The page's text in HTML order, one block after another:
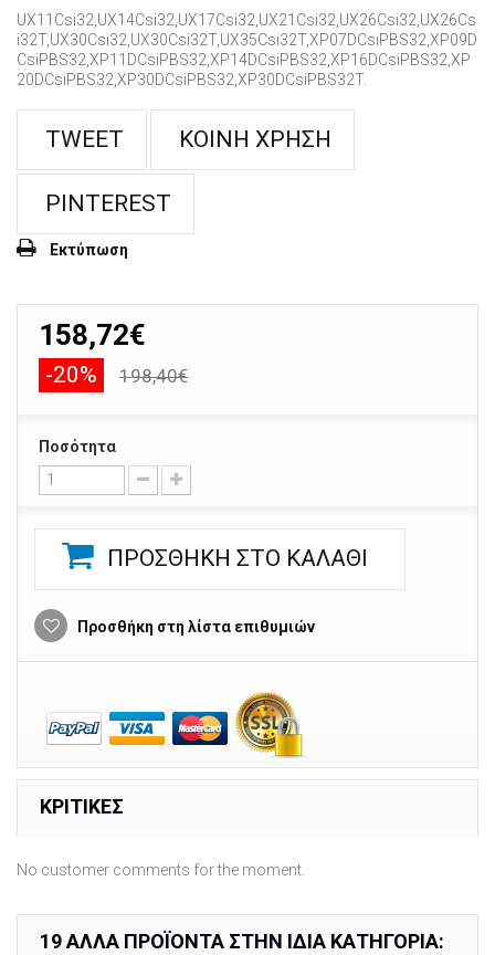
UX11Csi32,UX14Csi32,UX17Csi32,UX21Csi32,UX26Csi32,UX26Cs
i32T,UX30Csi32,UX30Csi32T,UX35Csi32T,XP07DCsiPBS32,XP09D
CsiPBS32,XP11DCsiPBS32,XP14DCsiPBS32,XP16DCsiPBS32,XP
20DCsiPBS32,XP30DCsiPBS32,XP30DCsiPBS32T.
TWEET ΚΟΙΝΉ ΧΡΉΣΗ
PINTEREST
Εκτύπωση
158,72€
-20% 198,40€
Ποσότητα
ΠΡΟΣΘΉΚΗ ΣΤΟ ΚΑΛΆΘΙ
Προσθήκη στη λίστα επιθυμιών
ΚΡΙΤΙΚΈΣ
No customer comments for the moment.
19 ΆΛΛΑ ΠΡΟΪΌΝΤΑ ΣΤΗΝ ΊΔΙΑ ΚΑΤΗΓΟΡΊΑ: